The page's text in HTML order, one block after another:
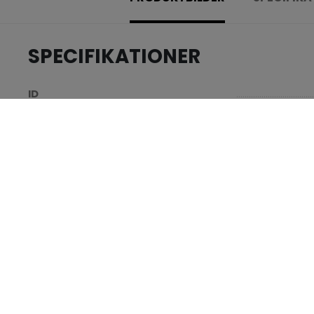
SPECIFIKATIONER
ID